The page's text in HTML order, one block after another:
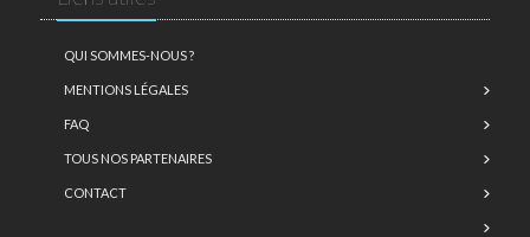
QUI SOMMES-NOUS ?
MENTIONS LÉGALES
FAQ
TOUS NOS PARTENAIRES
CONTACT